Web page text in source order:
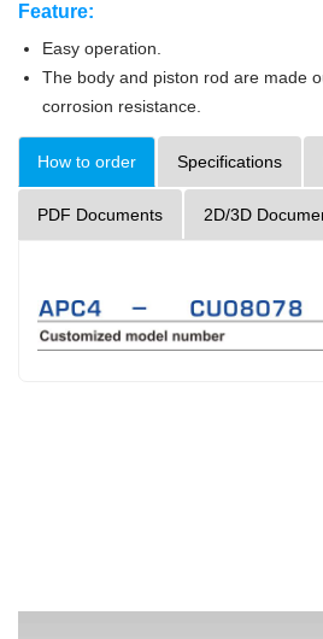
Feature:
Easy operation.
The body and piston rod are made
corrosion resistance.
How to order Specifications
PDF Documents 2D/3D